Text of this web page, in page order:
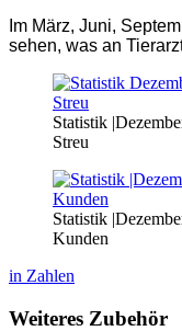
Im März, Juni,
sehen, was an
Statistik
Streu
Statistik
Kunden
in Zahlen
Weiteres Zubehör